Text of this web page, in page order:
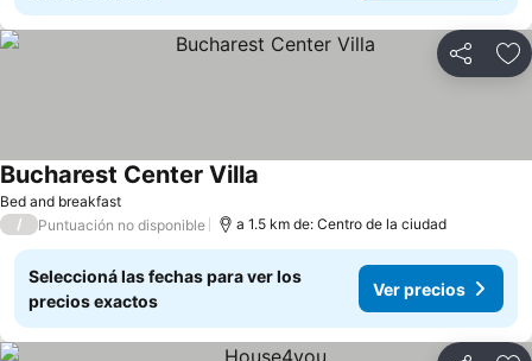
Compartir
Bed and breakfast
Bucharest Center Villa
/ Puntuación no disponible a 1.5 km de: Centro de la ciudad
Seleccioná las fechas para ver los
precios exactos
Ver precios